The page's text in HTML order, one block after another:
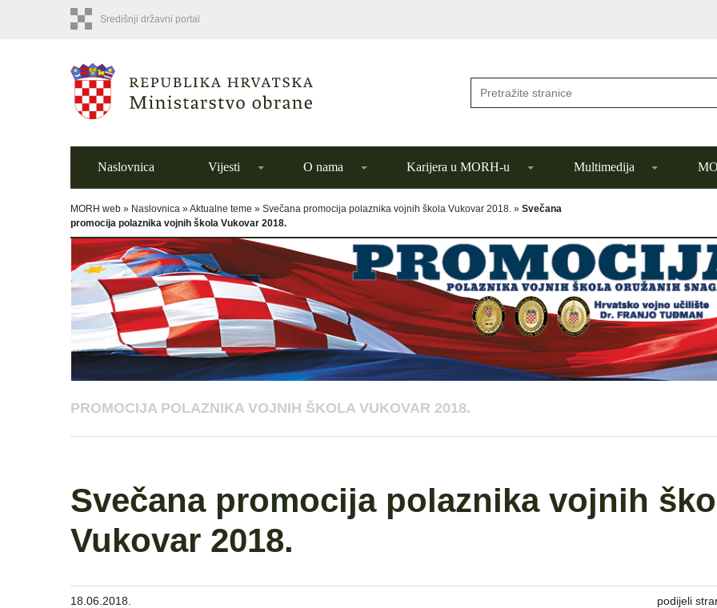
Središnji državni portal
Naslovnica Vijesti O nama Karijera u MORH-u Multimedija
MORH web » Naslovnica »Aktualne teme » Svečana promocija polaznika vojnih škola Vukovar 2018. » Svečana
promocija polaznika vojnih škola Vukovar 2018.
PROMOCIJA POLAZNIKA VOJNIH ŠKOLA VUKOVAR 2018.
Svečana promocija polaznika vojnih
Vukovar 2018.
18.06.2018. podijeli